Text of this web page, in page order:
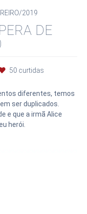
2019
DE
50 curtidas
diferentes, temos
ser duplicados.
e que a irmã Alice
herói.